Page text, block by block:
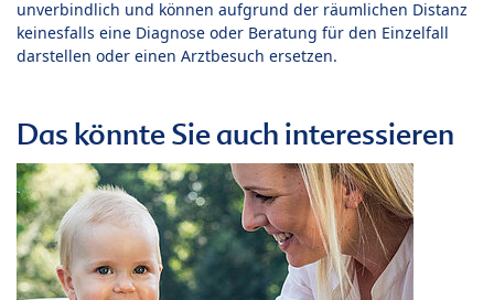
unverbindlich und können aufgrund der räumlichen Distanz
keinesfalls eine Diagnose oder Beratung für den Einzelfall
darstellen oder einen Arztbesuch ersetzen.
Das könnte Sie auch interessieren